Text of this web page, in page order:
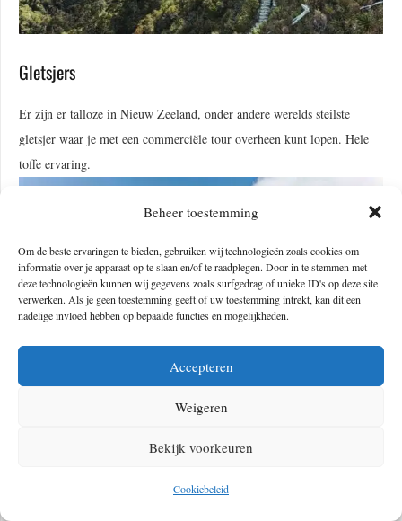
Beheer toestemming
Om de beste ervaringen te bieden, gebruiken wij technologieën zoals cookies om
informatie over je apparaat op te slaan en/of te raadplegen. Door in te stemmen met
deze technologieën kunnen wij gegevens zoals surfgedrag of unieke ID's op deze site
verwerken. Als je geen toestemming geeft of uw toestemming intrekt, kan dit een
nadelige invloed hebben op bepaalde functies en mogelijkheden.
Accepteren
Weigeren
Bekijk voorkeuren
Cookiebeleid
Gletsjers
Er zijn er talloze in Nieuw Zeeland, onder andere werelds steilste
gletsjer waar je met een commerciële tour overheen kunt lopen. Hele
toffe ervaring.
In ons jaar hebben wij bijna het hele land gezien en hele dikke hikes